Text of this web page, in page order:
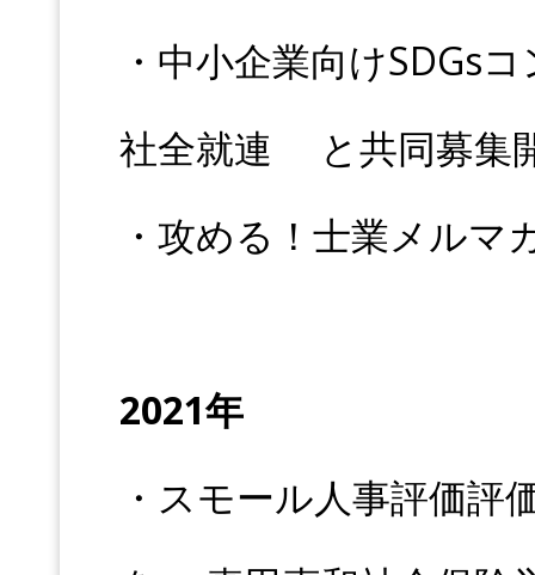
・中小企業向けSDGs
社全就連 と共同募集
・攻める！士業メルマ
2021年
・スモール人事評価評